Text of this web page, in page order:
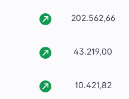
202.562,66
43.219,00
10.421,82